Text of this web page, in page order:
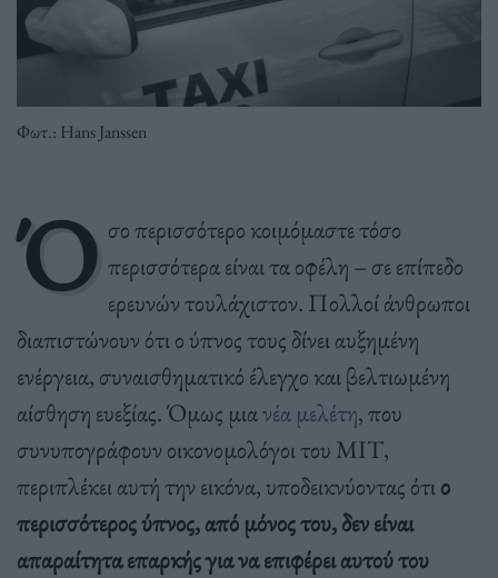
Φωτ.: Hans Janssen
Ό σο περισσότερο κοιμόμαστε τόσο
περισσότερα είναι τα οφέλη – σε επίπεδο
ερευνών τουλάχιστον. Πολλοί άνθρωποι
διαπιστώνουν ότι ο ύπνος τους δίνει αυξημένη
ενέργεια, συναισθηματικό έλεγχο και βελτιωμένη
αίσθηση ευεξίας. Όμως μιανέα μελέτη, που
συνυπογράφουν οικονομολόγοι του ΜΙΤ,
περιπλέκει αυτή την εικόνα, υποδεικνύοντας ότιο
περισσότερος ύπνος, από μόνος του, δεν είναι
απαραίτητα επαρκής για να επιφέρει αυτού του